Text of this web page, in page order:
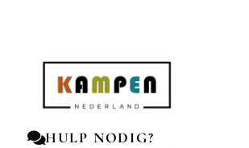
HULP NODIG?